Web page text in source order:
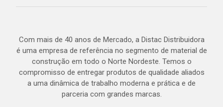
Com mais de 40 anos de Mercado, a Distac Distribuidora
é uma empresa de referência no segmento de material de
construção em todo o Norte Nordeste. Temos o
compromisso de entregar produtos de qualidade aliados
a uma dinâmica de trabalho moderna e prática e de
parceria com grandes marcas.